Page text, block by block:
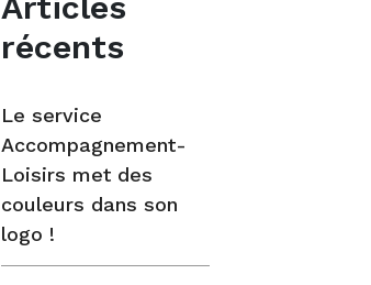
récents
Le service
Accompagnement-
Loisirs met des
couleurs dans son
logo !